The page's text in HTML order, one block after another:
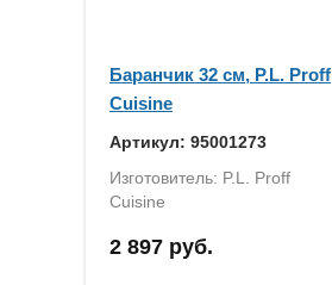
Баранчик 32 см, P.L. Proff
Cuisine
Артикул: 95001273
Изготовитель: P.L. Proff
Cuisine
2 897 руб.